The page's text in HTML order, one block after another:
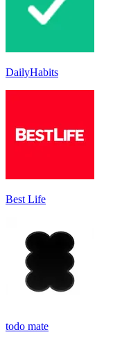
DailyHabits
Best Life
todo mate